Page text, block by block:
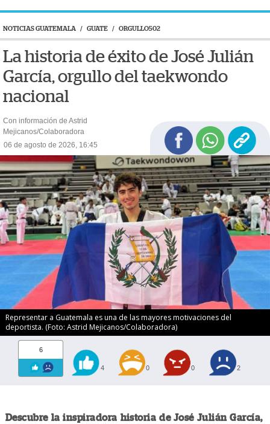
NOTICIAS GUATEMALA / GUATE / ORGULLO502
La historia de éxito de José Julián
García, orgullo del taekwondo
nacional
Con información de Astrid
Mejicanos/Colaboradora
06 de agosto de 2026, 16:45
Representar a Guatemala es una de las mayores motivaciones del
deportista. (Foto: Astrid Mejicanos/Colaboradora)
6
4 0 0 2
Descubre la inspiradora historia de José Julián García,